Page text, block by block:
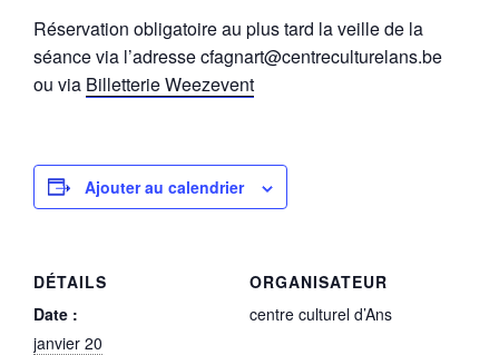
Réservation obligatoire au plus tard la veille de la
séance via l’adresse cfagnart@centreculturelans.be
ou via Billetterie Weezevent
Ajouter au calendrier
DÉTAILS
Date :
janvier 20
ORGANISATEUR
centre culturel d’Ans